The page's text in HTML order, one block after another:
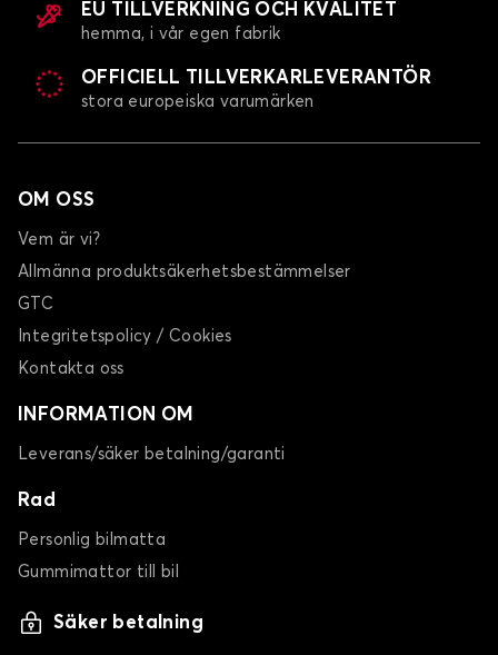
EU TILLVERKNING OCH KVALITET
hemma, i vår egen fabrik
OFFICIELL TILLVERKARLEVERANTÖR
stora europeiska varumärken
OM OSS
Vem är vi?
Allmänna produktsäkerhetsbestämmelser
GTC
Integritetspolicy / Cookies
Kontakta oss
INFORMATION OM
Leverans/säker betalning/garanti
Rad
Personlig bilmatta
Gummimattor till bil
Säker betalning